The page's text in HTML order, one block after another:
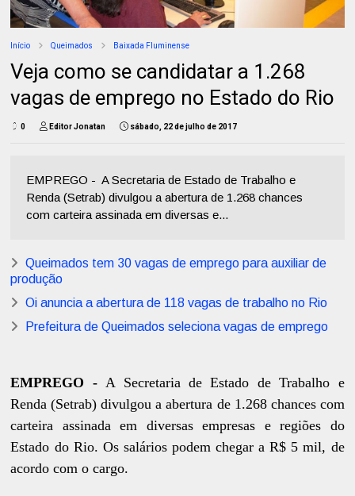
Início Queimados Baixada Fluminense
Veja como se candidatar a 1.268
vagas de emprego no Estado do Rio
0 Editor Jonatan sábado, 22 de julho de 2017
EMPREGO - A Secretaria de Estado de Trabalho e
Renda (Setrab) divulgou a abertura de 1.268 chances
com carteira assinada em diversas e...
Queimados tem 30 vagas de emprego para auxiliar de
produção
Oi anuncia a abertura de 118 vagas de trabalho no Rio
Prefeitura de Queimados seleciona vagas de emprego
EMPREGO -A Secretaria de Estado de Trabalho e
Renda (Setrab) divulgou a abertura de 1.268 chances com
carteira assinada em diversas empresas e regiões do
Estado do Rio. Os salários podem chegar a R$ 5 mil, de
acordo com o cargo.